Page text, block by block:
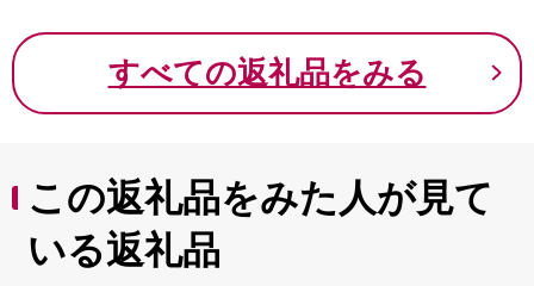
すべての返礼品をみる
この返礼品をみた人が見て
いる返礼品